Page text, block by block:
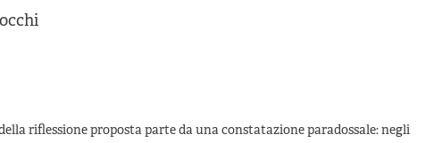
riflessione proposta parte da una constatazione paradossale: negli